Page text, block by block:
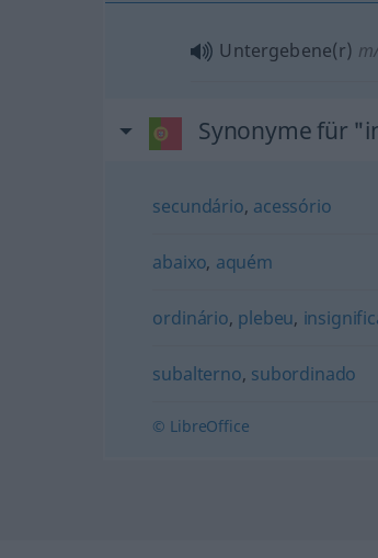
Untergebene(r)
Synonyme für
secundário, acessório
abaixo, aquém
ordinário, plebeu,
subalterno, subordinado
© LibreOffice